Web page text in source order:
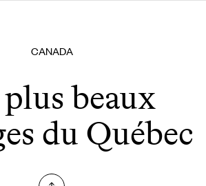
CANADA
beaux
du Québec